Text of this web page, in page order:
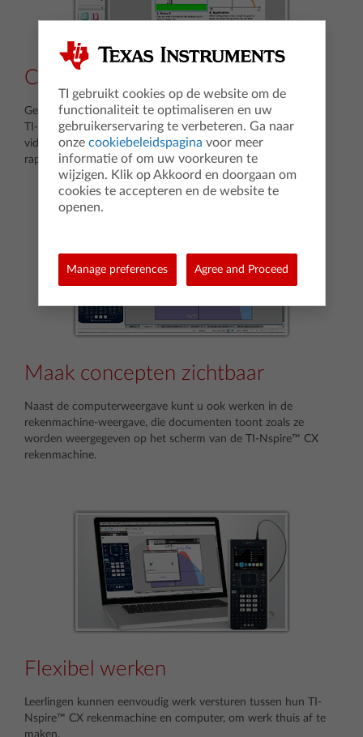
Creëer dynamische documenten
Gebruik de functie PublishView™ om
TI-Nspire™-toepassingen, rich text, hyperlinks, beelden of
video's toe te voegen en interactieve werkbladen, lab-
rapporten en huiswerkopdrachten te maken.
Maak concepten zichtbaar
Naast de computerweergave kunt u ook werken in de
rekenmachine-weergave, die documenten toont zoals ze
worden weergegeven op het scherm van de TI-Nspire™ CX
rekenmachine.
Flexibel werken
Leerlingen kunnen eenvoudig werk versturen tussen hun TI-
Nspire™ CX rekenmachine en computer, om werk thuis af te
TI gebruikt cookies op de website om de
functionaliteit te optimaliseren en uw
gebruikerservaring te verbeteren. Ga naar
onze cookiebeleidspagina voor meer
informatie of om uw voorkeuren te
wijzigen. Klik op Akkoord en doorgaan om
cookies te accepteren en de website te
openen.
Manage preferences Agree and Proceed